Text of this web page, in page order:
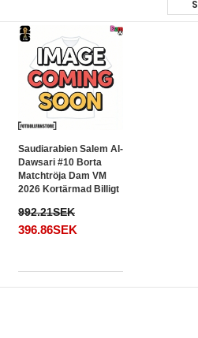
Saudiarabien Salem Al-
Dawsari #10 Borta
Matchtröja Dam VM
2026 Kortärmad Billigt
992.21SEK
396.86SEK